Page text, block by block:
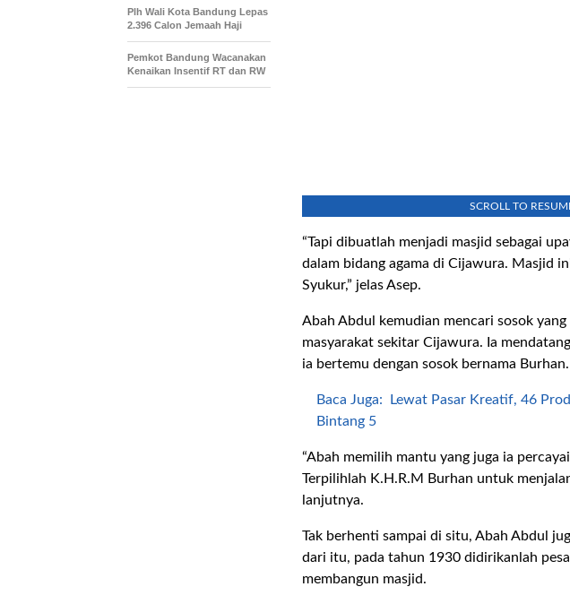
SCROLL TO
“Tapi dibuatlah menjadi masjid sebagai
dalam bidang agama di Cijawura. Masjid
Syukur,” jelas Asep.
Abah Abdul kemudian mencari sosok
masyarakat sekitar Cijawura. Ia
ia bertemu dengan sosok bernama Burhan.
Baca Juga:
Lewat Pasar Kreatif, 46
Bintang 5
“Abah memilih mantu yang juga ia
Terpilihlah K.H.R.M Burhan untuk
lanjutnya.
Tak berhenti sampai di situ, Abah Abdul
dari itu, pada tahun 1930 didirikanlah
membangun masjid.
Plh Wali Kota Bandung Lepas
2.396 Calon Jemaah Haji
Pemkot Bandung Wacanakan
Kenaikan Insentif RT dan RW